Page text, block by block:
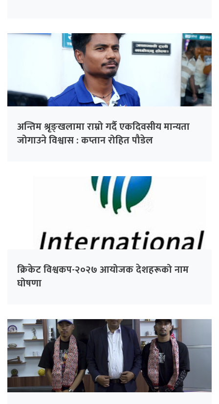
अन्तिम श्रृङ्खलामा राम्रो गर्दै एकदिवसीय मान्यता
जोगाउने विश्वास : कप्तान रोहित पौडेल
क्रिकेट विश्वकप-२०२७ आयोजक देशहरूको नाम
घोषणा